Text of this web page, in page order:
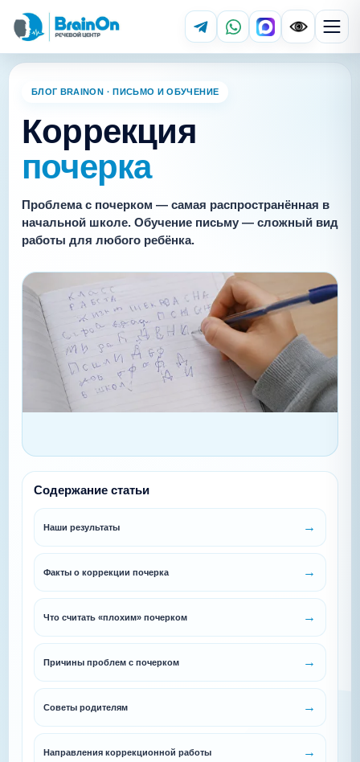
БЛОГ BRAINON · ПИСЬМО И ОБУЧЕНИЕ
Коррекция
почерка
Проблема с почерком — самая распространённая в
начальной школе. Обучение письму — сложный вид
работы для любого ребёнка.
Содержание статьи
Наши результаты
Факты о коррекции почерка
Что считать «плохим» почерком
Причины проблем с почерком
Советы родителям
Направления коррекционной работы